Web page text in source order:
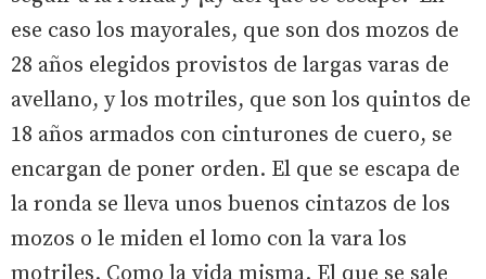
ese caso los mayorales, que son dos mozos de
28 años elegidos provistos de largas varas de
avellano, y los motriles, que son los quintos de
18 años armados con cinturones de cuero, se
encargan de poner orden. El que se escapa de
la ronda se lleva unos buenos cintazos de los
mozos o le miden el lomo con la vara los